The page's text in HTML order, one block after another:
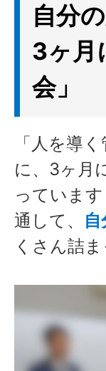
自分
3ヶ月
会」
「人を導
に、3ヶ月
っていま
通して、
くさん詰ま